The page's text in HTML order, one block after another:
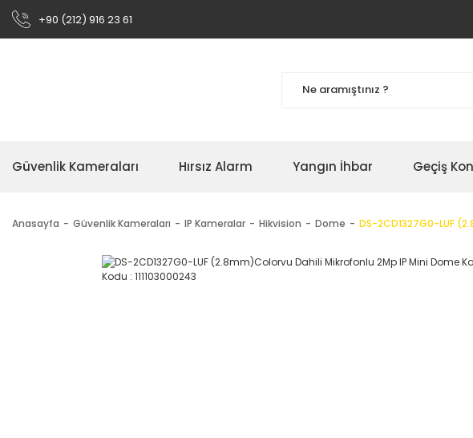
+90 (212) 916 23 61
Güvenlik Kameraları Hırsız Alarm Yangın İhbar Geçiş
Anasayfa Güvenlik Kameraları IP Kameralar Hikvision Dome DS-2CD1327G0-LUF